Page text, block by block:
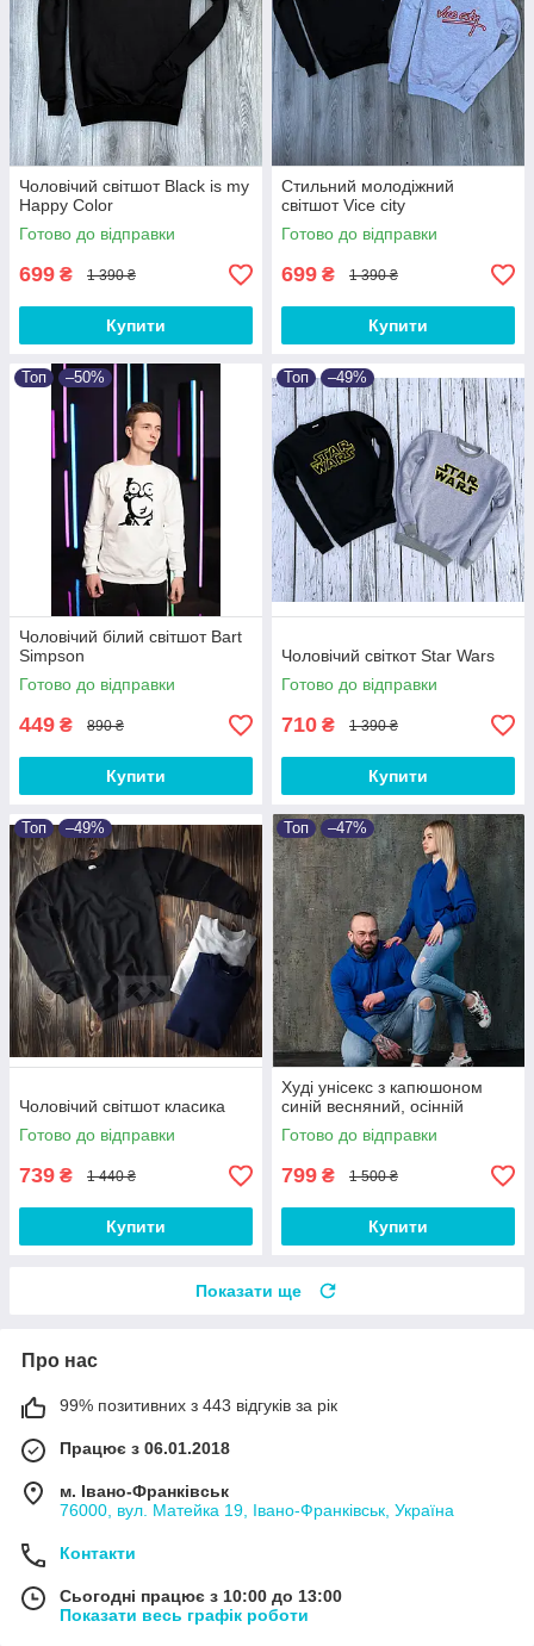
Чоловічий світшот Black is my
Happy Color
Готово до відправки
699 ₴ 1 390 ₴
Купити
Стильний молодіжний
світшот Vice city
Готово до відправки
699 ₴ 1 390 ₴
Купити
Топ –50%
Чоловічий білий світшот Bart
Simpson
Готово до відправки
449 ₴ 890 ₴
Купити
Топ –49%
Чоловічий світкот Star Wars
Готово до відправки
710 ₴ 1 390 ₴
Купити
Топ –49%
Чоловічий світшот класика
Готово до відправки
739 ₴ 1 440 ₴
Купити
Топ –47%
Худі унісекс з капюшоном
синій весняний, осінній
Готово до відправки
799 ₴ 1 500 ₴
Купити
Показати ще
Про нас
99% позитивних з 443 відгуків за рік
Працює з 06.01.2018
м. Івано-Франківськ
76000, вул. Матейка 19, Івано-Франківськ, Україна
Контакти
Сьогодні працює з 10:00 до 13:00
Показати весь графік роботи